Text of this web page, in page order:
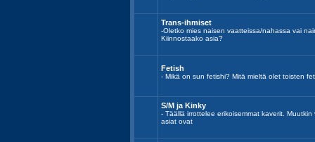
Trans-ihmiset
-Oletko mies naisen vaatteissa/nahassa vai
Kiinnostaako asia?
Fetish
- Mikä on sun fetishi? Mitä mieltä olet toisten
S/M ja Kinky
- Täällä irrottelee erikoisemmat kaverit.
asiat ovat